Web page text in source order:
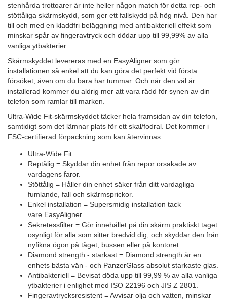
stenhårda trottoarer är inte heller någon match för detta rep- och
stöttåliga skärmskydd, som ger ett fallskydd på hög nivå. Den har
till och med en kladdfri beläggning med antibakteriell effekt som
minskar spår av fingeravtryck och dödar upp till 99,99% av alla
vanliga ytbakterier.
Skärmskyddet levereras med en EasyAligner som gör
installationen så enkel att du kan göra det perfekt vid första
försöket, även om du bara har tummar. Och när den väl är
installerad kommer du aldrig mer att vara rädd för synen av din
telefon som ramlar till marken.
Ultra-Wide Fit-skärmskyddet täcker hela framsidan av din telefon,
samtidigt som det lämnar plats för ett skal/fodral. Det kommer i
FSC-certifierad förpackning som kan återvinnas.
Ultra-Wide Fit
Reptålig = Skyddar din enhet från repor orsakade av
vardagens faror.
Stöttålig = Håller din enhet säker från ditt vardagliga
fumlande, fall och skärmsprickor.
Enkel installation = Supersmidig installation tack
vare EasyAligner
Sekretessfilter = Gör innehållet på din skärm praktiskt taget
osynligt för alla som sitter bredvid dig, och skyddar den från
nyfikna ögon på tåget, bussen eller på kontoret.
Diamond strength - starkast = Diamond strength är en
enhets bästa vän - och PanzerGlass absolut starkaste glas.
Antibakteriell = Bevisat döda upp till 99,99 % av alla vanliga
ytbakterier i enlighet med ISO 22196 och JIS Z 2801.
Fingeravtrycksresistent = Avvisar olja och vatten, minskar